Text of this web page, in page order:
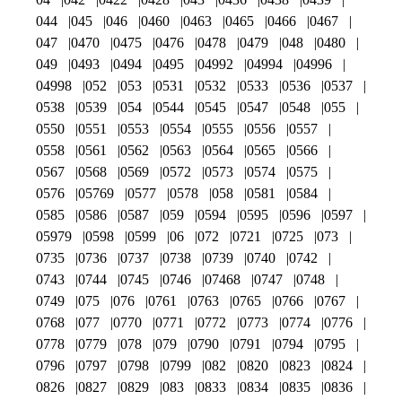
044
045 046 0460 0463 0465 0466
0467
047
0470 0475 0476 0478 0479 048
0480
049
0493 0494 0495 04992 04994
04996
04998
052 053 0531 0532 0533 0536
0537
0538
0539 054 0544 0545 0547 0548
055
0550
0551 0553 0554 0555 0556
0557
0558
0561 0562 0563 0564 0565
0566
0567
0568 0569 0572 0573 0574
0575
0576
05769 0577 0578 058 0581
0584
0585
0586 0587 059 0594 0595 0596
0597
05979
0598 0599 06 072 0721 0725
073
0735
0736 0737 0738 0739 0740
0742
0743
0744 0745 0746 07468 0747
0748
0749
075 076 0761 0763 0765 0766
0767
0768
077 0770 0771 0772 0773 0774
0776
0778
0779 078 079 0790 0791 0794
0795
0796
0797 0798 0799 082 0820 0823
0824
0826
0827 0829 083 0833 0834 0835
0836